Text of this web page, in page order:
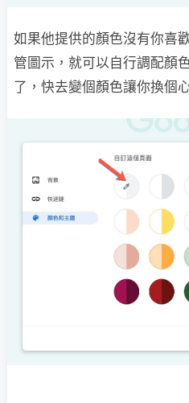
如果他提供的顏色沒有你喜
管圖示，就可以自行調配顏
了，快去變個顏色讓你換個